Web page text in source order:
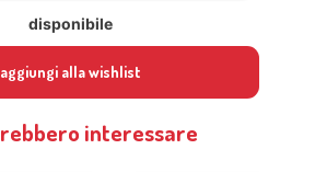
disponibile
aggiungi alla wishlist
interessare